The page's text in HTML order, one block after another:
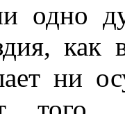
одно
как
ни